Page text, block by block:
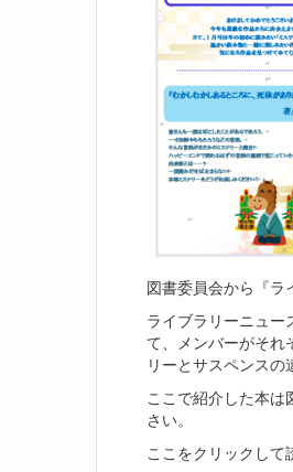
図書委員会から『ラ
ライブラリーニュー
て、メンバーがそれ
リーとサスペンスの
ここで紹介した本
さい。
ここをクリックし